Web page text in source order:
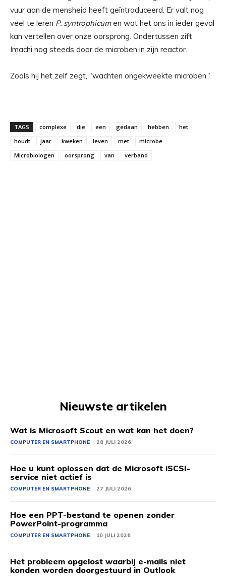
vuur aan de mensheid heeft geïntroduceerd. Er valt nog
veel te leren P. syntrophicumen wat het ons in ieder geval
kan vertellen over onze oorsprong. Ondertussen zift
Imachi nog steeds door de microben in zijn reactor.
Zoals hij het zelf zegt, “wachten ongekweekte microben.”
TAGS complexe die een gedaan hebben
het
houdt
jaar kweken leven met
microbe
Microbiologen
oorsprong van verband
Nieuwste artikelen
Wat is Microsoft Scout en wat kan het doen?
COMPUTER EN SMARTPHONE 28 JULI 2026
Hoe u kunt oplossen dat de Microsoft iSCSI-
service niet actief is
COMPUTER EN SMARTPHONE 27 JULI 2026
Hoe een PPT-bestand te openen zonder
PowerPoint-programma
COMPUTER EN SMARTPHONE 10 JULI 2026
Het probleem opgelost waarbij e-mails niet
konden worden doorgestuurd in Outlook